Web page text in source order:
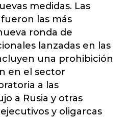
medidas. Las
las más
ronda de
lanzadas en las
una prohibición
en el sector
a las
a Rusia y otras
y oligarcas